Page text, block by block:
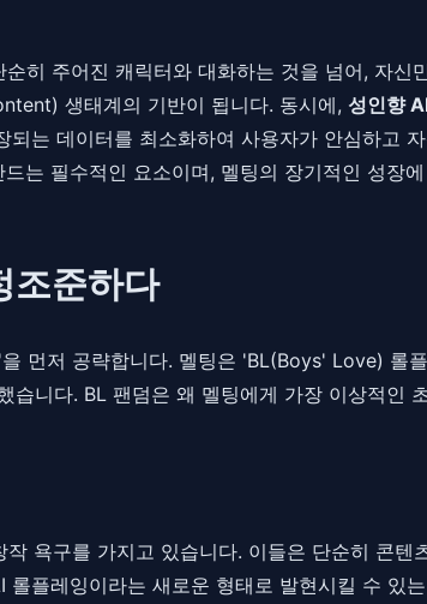
히 주어진 캐릭터와 대화하는 것을 넘어, 자
생태계의 기반이 됩니다. 동시에, 성인향
는 데이터를 최소화하여 사용자가 안심하고
는 필수적인 요소이며, 멜팅의 장기적인 성장
조준하다
먼저 공략합니다. 멜팅은 'BL(Boys' Love) 롤
니다. BL 팬덤은 왜 멜팅에게 가장 이상적인
욕구를 가지고 있습니다. 이들은 단순히 콘
롤플레잉이라는 새로운 형태로 발현시킬 수 있